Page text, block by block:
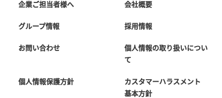
企業ご担当者様へ 会社概要
グループ情報 採用情報
お問い合わせ
個人情報の取り扱いについ
て
個人情報保護方針
カスタマーハラスメント
基本方針